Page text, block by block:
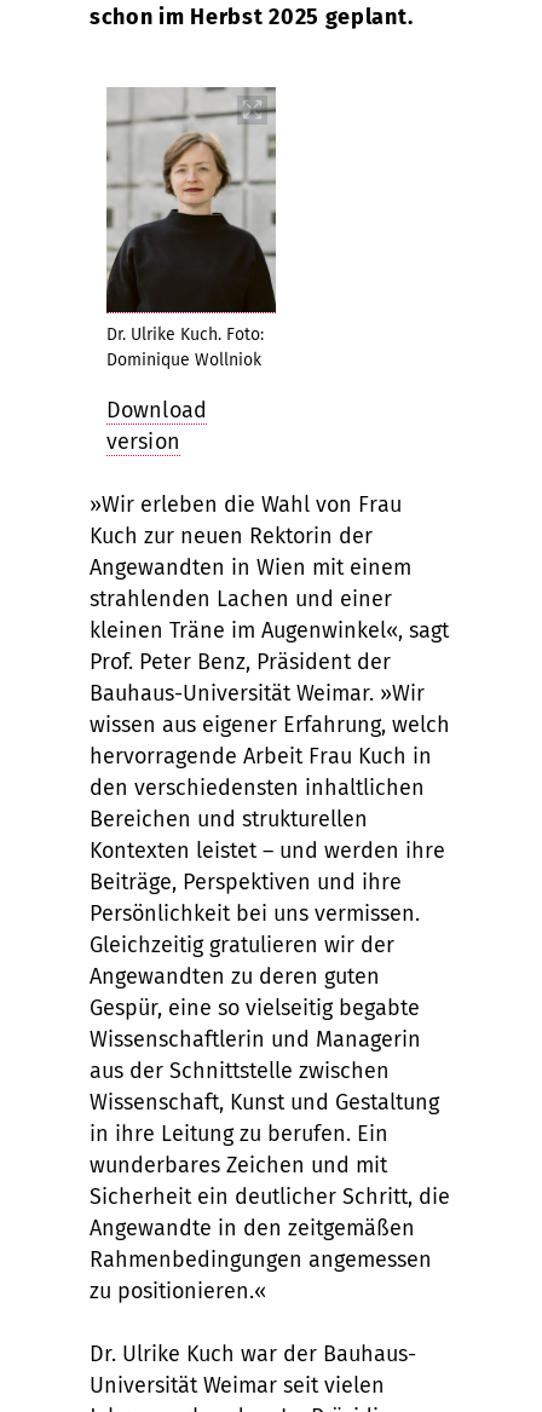
Dr. Ulrike Kuch. Foto:
Dominique Wollniok
Download
version
schon im Herbst 2025 geplant.
»Wir erleben die Wahl von Frau
Kuch zur neuen Rektorin der
Angewandten in Wien mit einem
strahlenden Lachen und einer
kleinen Träne im Augenwinkel«, sagt
Prof. Peter Benz, Präsident der
Bauhaus-Universität Weimar. »Wir
wissen aus eigener Erfahrung, welch
hervorragende Arbeit Frau Kuch in
den verschiedensten inhaltlichen
Bereichen und strukturellen
Kontexten leistet – und werden ihre
Beiträge, Perspektiven und ihre
Persönlichkeit bei uns vermissen.
Gleichzeitig gratulieren wir der
Angewandten zu deren guten
Gespür, eine so vielseitig begabte
Wissenschaftlerin und Managerin
aus der Schnittstelle zwischen
Wissenschaft, Kunst und Gestaltung
in ihre Leitung zu berufen. Ein
wunderbares Zeichen und mit
Sicherheit ein deutlicher Schritt, die
Angewandte in den zeitgemäßen
Rahmenbedingungen angemessen
zu positionieren.«
Dr. Ulrike Kuch war der Bauhaus-
Universität Weimar seit vielen